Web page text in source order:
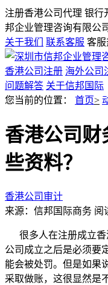
注册香港公司代理 银行
邦企业管理咨询有限公司
关于我们
联系客服 客服
香港公司注册 海外公司
问题解答 关于信邦国际
您当前的位置： 首页>
香港公司财
些资料？
香港公司审计
来源：信邦国际商务 阅
很多人在注册成立香
公司成立之后是必须要
能会被处罚。但是如果
采取做账，这很显然是